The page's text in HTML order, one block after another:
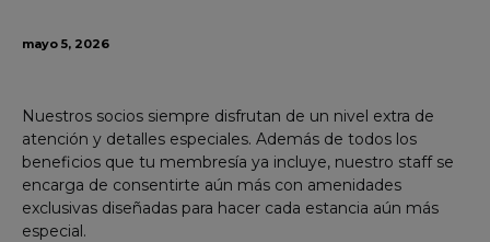
mayo 5, 2026
Nuestros socios siempre disfrutan de un nivel extra de
atención y detalles especiales. Además de todos los
beneficios que tu membresía ya incluye, nuestro staff se
encarga de consentirte aún más con amenidades
exclusivas diseñadas para hacer cada estancia aún más
especial.